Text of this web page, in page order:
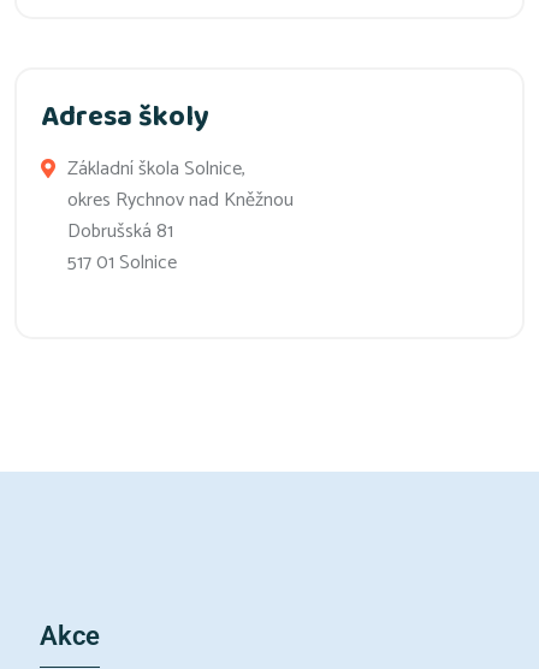
Adresa školy
Základní škola Solnice,
okres Rychnov nad Kněžnou
Dobrušská 81
517 01 Solnice
Akce